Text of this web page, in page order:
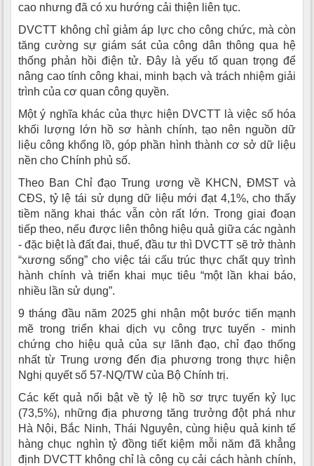
cao nhưng đã có xu hướng cải thiện liên tục.
DVCTT không chỉ giảm áp lực cho công chức, mà còn
tăng cường sự giám sát của công dân thông qua hệ
thống phản hồi điện tử. Đây là yếu tố quan trọng để
nâng cao tính công khai, minh bạch và trách nhiệm giải
trình của cơ quan công quyền.
Một ý nghĩa khác của thực hiện DVCTT là việc số hóa
khối lượng lớn hồ sơ hành chính, tạo nên nguồn dữ
liệu công khổng lồ, góp phần hình thành cơ sở dữ liệu
nền cho Chính phủ số.
Theo Ban Chỉ đạo Trung ương về KHCN, ĐMST và
CĐS, tỷ lệ tái sử dụng dữ liệu mới đạt 4,1%, cho thấy
tiềm năng khai thác vẫn còn rất lớn. Trong giai đoạn
tiếp theo, nếu được liên thông hiệu quả giữa các ngành
- đặc biệt là đất đai, thuế, đầu tư thì DVCTT sẽ trở thành
“xương sống” cho việc tái cấu trúc thực chất quy trình
hành chính và triển khai mục tiêu “một lần khai báo,
nhiều lần sử dụng”.
9 tháng đầu năm 2025 ghi nhận một bước tiến mạnh
mẽ trong triển khai dịch vụ công trực tuyến - minh
chứng cho hiệu quả của sự lãnh đạo, chỉ đạo thống
nhất từ Trung ương đến địa phương trong thực hiện
Nghị quyết số 57-NQ/TW của Bộ Chính trị.
Các kết quả nổi bật về tỷ lệ hồ sơ trực tuyến kỷ lục
(73,5%), những địa phương tăng trưởng đột phá như
Hà Nội, Bắc Ninh, Thái Nguyên, cùng hiệu quả kinh tế
hàng chục nghìn tỷ đồng tiết kiệm mỗi năm đã khẳng
định DVCTT không chỉ là công cụ cải cách hành chính,